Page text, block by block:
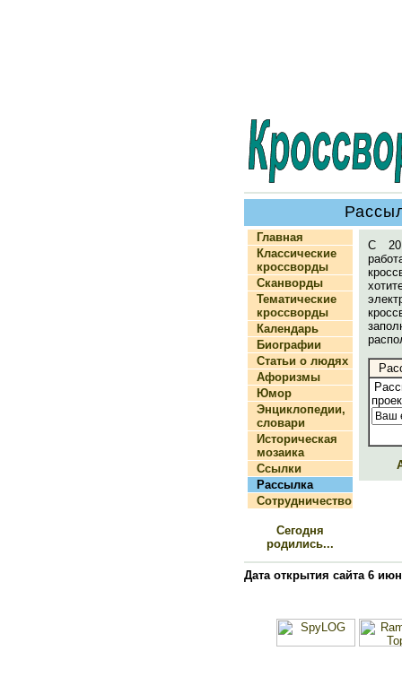
Главная
Классические
кроссворды
Сканворды
Тематические
кроссворды
Календарь
Биографии
Статьи о людях
Афоризмы
Юмор
Энциклопедии,
словари
Историческая
мозаика
Ссылки
Рассылка
Сотрудничество
Сегодня
родились...
С 20
Дата открытия сайта 6